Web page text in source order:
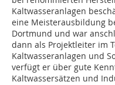
Kaltwasseranlagen
eine Meisterausbildung
Dortmund und war
dann als Projektleiter im
Kaltwasseranlagen und
verfügt er über gute
Kaltwassersätzen und